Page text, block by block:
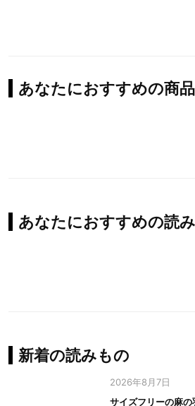
あなたにおすすめの商品
あなたにおすすめの読
新着の読みもの
2026年8月7日
サイズフリーの麻の